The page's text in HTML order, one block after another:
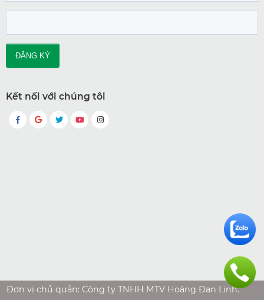
Kết nối với chúng tôi
Đơn vị chủ quản: Công ty TNHH MTV Hoàng Đan Linh.